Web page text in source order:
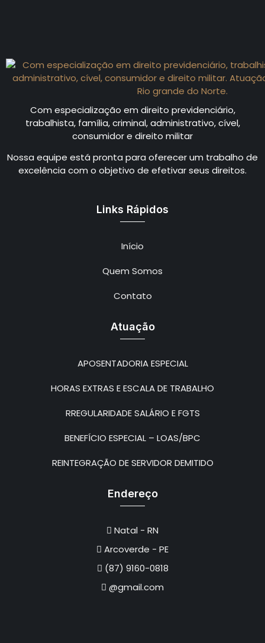
Com especialização em direito previdenciário,
trabalhista, família, criminal, administrativo, cível,
consumidor e direito militar
Nossa equipe está pronta para oferecer um trabalho de
excelência com o objetivo de efetivar seus direitos.
Links Rápidos
Início
Quem Somos
Contato
Atuação
APOSENTADORIA ESPECIAL
HORAS EXTRAS E ESCALA DE TRABALHO
RREGULARIDADE SALÁRIO E FGTS
BENEFÍCIO ESPECIAL – LOAS/BPC
REINTEGRAÇÃO DE SERVIDOR DEMITIDO
Endereço
Natal - RN
Arcoverde - PE
(87) 9160-0818
@gmail.com